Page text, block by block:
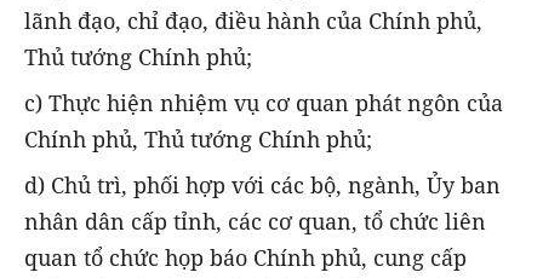
lãnh đạo, chỉ đạo, điều hành của Chính phủ,
Thủ tướng Chính phủ;
c) Thực hiện nhiệm vụ cơ quan phát ngôn của
Chính phủ, Thủ tướng Chính phủ;
d) Chủ trì, phối hợp với các bộ, ngành, Ủy ban
nhân dân cấp tỉnh, các cơ quan, tổ chức liên
quan tổ chức họp báo Chính phủ, cung cấp